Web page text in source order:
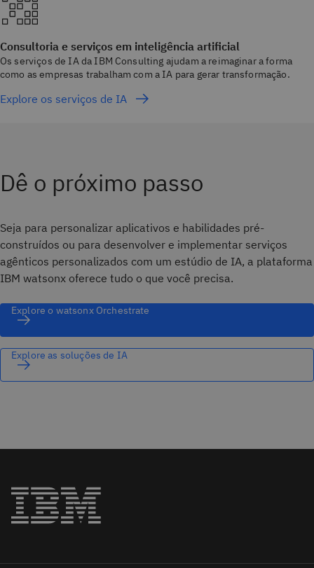
Consultoria e serviços em inteligência artificial
Os serviços de IA da IBM Consulting ajudam a reimaginar a forma
como as empresas trabalham com a IA para gerar transformação.
Explore os serviços de IA
Dê o próximo passo
Seja para personalizar aplicativos e habilidades pré-
construídos ou para desenvolver e implementar serviços
agênticos personalizados com um estúdio de IA, a plataforma
IBM watsonx oferece tudo o que você precisa.
Explore o watsonx Orchestrate
Explore as soluções de IA